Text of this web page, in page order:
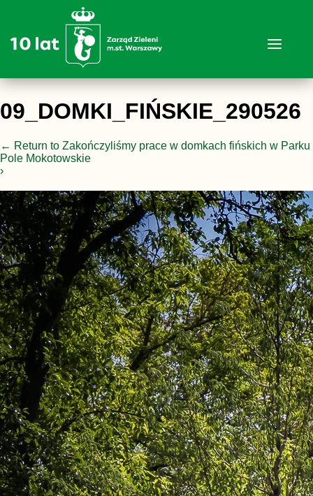
09_DOMKI_FIŃSKIE_290526
← Return to Zakończyliśmy prace w domkach fińskich w Parku
Pole Mokotowskie
›